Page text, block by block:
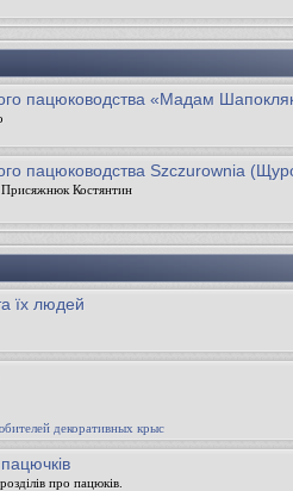
пацюководства «Мадам
пацюководства Szczurownia
Костянтин
їх людей
декоративных крыс
про пацюків.